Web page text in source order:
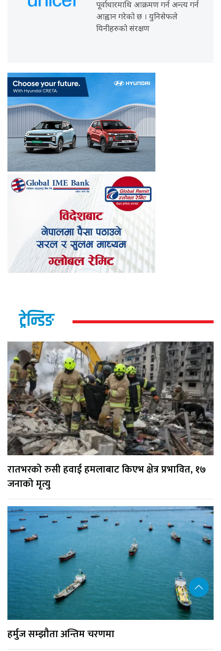
पूर्वाधारमाथि आक्रमण गर्न अन्त्य गर्न
आह्वान गरेको छ । युनिसेफले
यिनीहरुको संरक्षण
ट्रेन्डिङ
रातभरको रुसी हवाई हमलाबाट किएभ क्षेत्र प्रभावित, १७
जनाको मृत्यु
हर्मुज सम्झौता अन्तिम चरणमा